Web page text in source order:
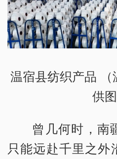
温宿县纺织产品
供图
曾几何时，南
只能远赴千里之外